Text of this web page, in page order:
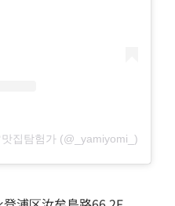
집탐험가 (@_yamiyomi_)